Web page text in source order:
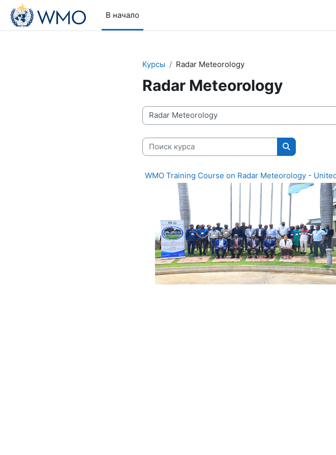
Перейти к основному содержанию
В начало
Курсы Radar Meteorology
Radar Meteorology
Категории курсов
Поиск курса
Поиск курса
WMO Training Course on Radar Meteorology -